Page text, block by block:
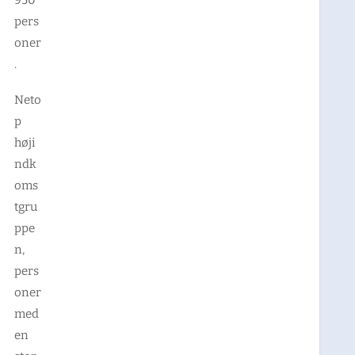
pers
oner
.
Neto
p
høji
ndk
oms
tgru
ppe
n,
pers
oner
med
en